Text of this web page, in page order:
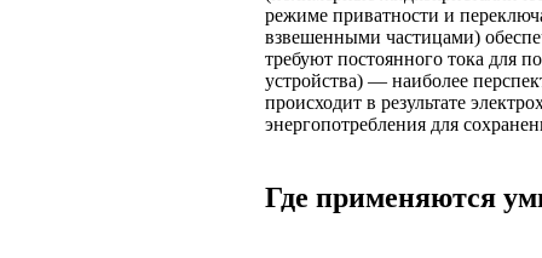
режиме приватности и
взвешенными частицами)
требуют постоянного тока для
устройства) — наиболее
происходит в результате
энергопотребления для
Где применяются